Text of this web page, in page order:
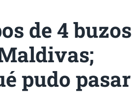
de 4 buzos
pudo pasar